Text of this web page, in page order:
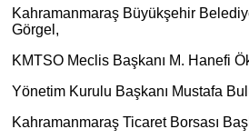
Kahramanmaraş Büyükşehir
Görgel,
KMTSO Meclis Başkanı M. Hanefi
Yönetim Kurulu Başkanı Mustafa
Kahramanmaraş Ticaret Borsası